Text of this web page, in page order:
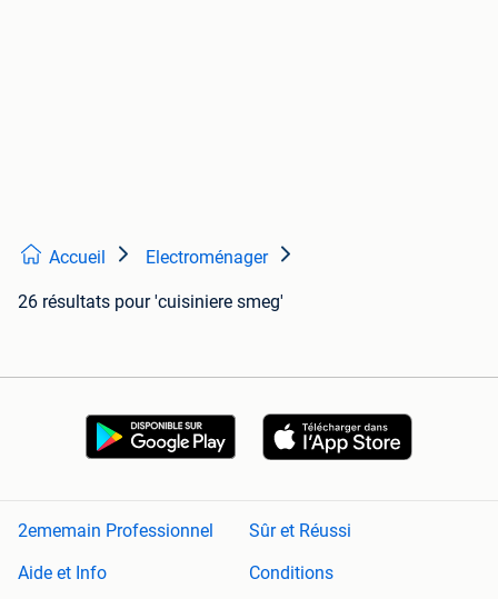
Accueil Electroménager
26 résultats pour 'cuisiniere smeg'
2ememain Professionnel
Sûr et Réussi
Aide et Info
Conditions